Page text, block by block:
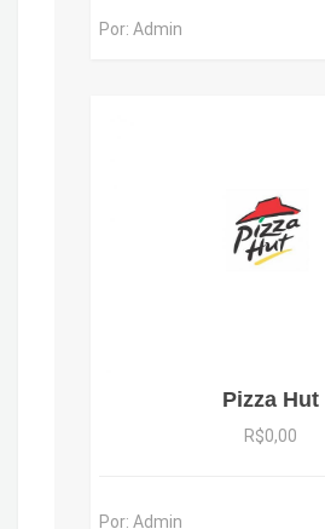
Por: Admin
Pizza Hut
R$0,00
Por: Admin